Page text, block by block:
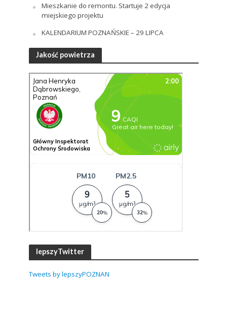
Mieszkanie do remontu. Startuje 2 edycja
miejskiego projektu
KALENDARIUM POZNAŃSKIE – 29 LIPCA
Jakość powietrza
lepszyTwitter
Tweets by lepszyPOZNAN